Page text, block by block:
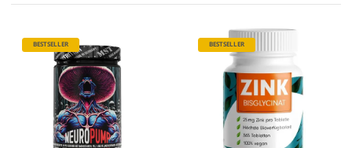
BESTSELLER BESTSELLER